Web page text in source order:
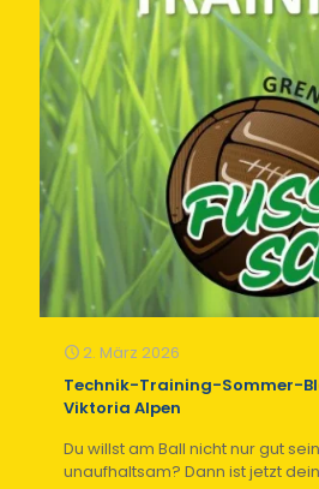
2. März 2026
Technik-Training-Sommer-
Viktoria Alpen
Du willst am Ball nicht nur gut
unaufhaltsam? Dann ist jetzt